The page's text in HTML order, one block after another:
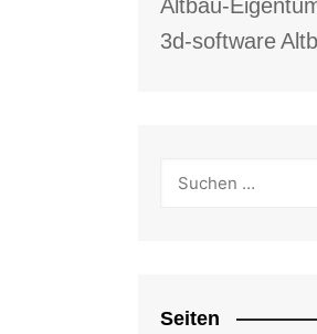
Altbau-
3d-software
Seiten